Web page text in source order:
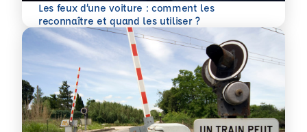
Les feux d’une voiture : comment les
reconnaître et quand les utiliser ?
En savoir plus